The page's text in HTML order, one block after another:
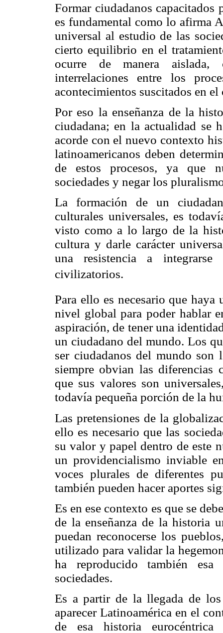
Formar ciudadanos capacitados
es fundamental como lo afirma
universal al estudio de las
cierto equilibrio en el
ocurre de manera aislada,
interrelaciones entre los
acontecimientos suscitados en
Por eso la enseñanza de la
ciudadana; en la actualidad se
acorde con el nuevo contexto
latinoamericanos deben
de estos procesos, ya que
sociedades y negar los
La formación de un
culturales universales, es
visto como a lo largo de la
cultura y darle carácter
una resistencia a
civilizatorios.
Para ello es necesario que
nivel global para poder hablar
aspiración, de tener una
un ciudadano del mundo. Los
ser ciudadanos del mundo son
siempre obvian las diferencias
que sus valores son
todavía pequeña porción de la
Las pretensiones de la
ello es necesario que las
su valor y papel dentro de este
un providencialismo inviable
voces plurales de diferentes
también pueden hacer aportes
Es en ese contexto es que se
de la enseñanza de la historia
puedan reconocerse los
utilizado para validar la
ha reproducido también esa
sociedades.
Es a partir de la llegada de
aparecer Latinoamérica en el
de esa historia